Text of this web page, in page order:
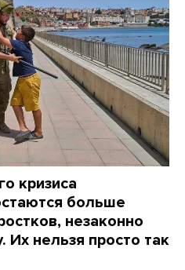
кризиса
больше
незаконно
Их нельзя просто так